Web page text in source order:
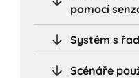
pomocí
Systém s
Scénáře